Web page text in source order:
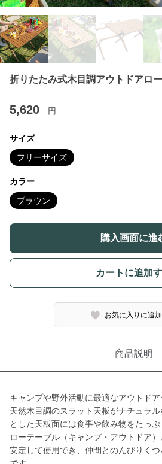
折りたたみ式木目調アウトドアロ
5,620 円
サイズ
フリーサイズ
カラー
ブラウン
購入画面に進
カートに追加
お気に入りに追
商品説明
キャンプや野外活動に最適なアウトドア
天然木目調のスラット天板がナチュラ
とした天板面には食事や飲み物をたっぷ
ローテーブル（キャンプ・アウトドア
安定して使用でき、仲間とのんびりく